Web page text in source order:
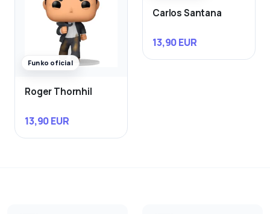
Funko oficial
Roger Thornhil
13,90 EUR
Carlos Santana
13,90 EUR